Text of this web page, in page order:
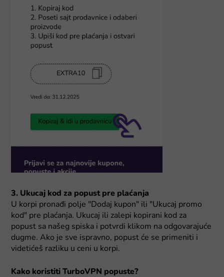
3. Ukucaj kod za popust pre plaćanja
U korpi pronađi polje "Dodaj kupon" ili "Ukucaj promo
kod" pre plaćanja. Ukucaj ili zalepi kopirani kod za
popust sa našeg spiska i potvrdi klikom na odgovarajuće
dugme. Ako je sve ispravno, popust će se primeniti i
videtićeš razliku u ceni u korpi.
Kako koristiti TurboVPN popuste?